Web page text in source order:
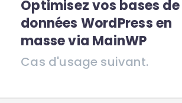
Optimisez vos bases de
données WordPress en
masse via MainWP
Cas d'usage suivant.